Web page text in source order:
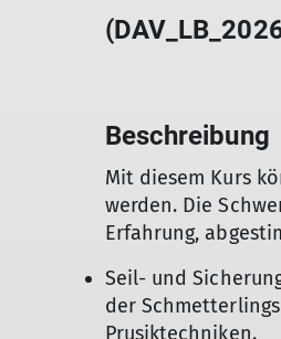
Beschreibung
Mit diesem Kurs
werden. Die
Erfahrung,
Seil- und
der
Prusiktechniken.